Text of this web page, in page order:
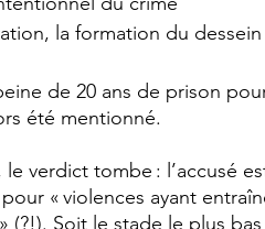
la formation du
de 20 ans de prison
été mentionné.
verdict tombe : l’accusé
« violences ayant
(?!). Soit le stade le plus